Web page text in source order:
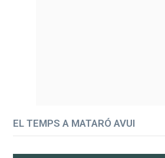
EL TEMPS A MATARÓ AVUI